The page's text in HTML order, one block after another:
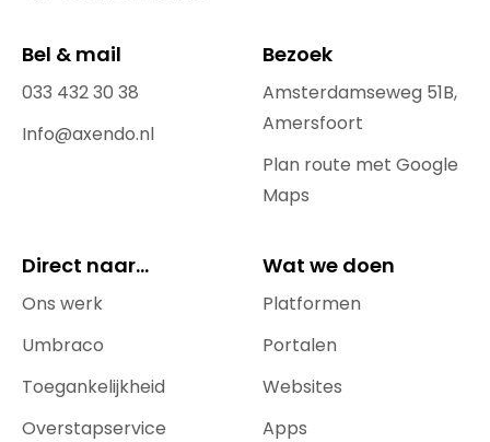
Bel & mail
033 432 30 38
Info@axendo.nl
Bezoek
Amsterdamseweg 51B,
Amersfoort
Plan route met Google
Maps
Direct naar...
Ons werk
Umbraco
Toegankelijkheid
Overstapservice
Wat we doen
Platformen
Portalen
Websites
Apps